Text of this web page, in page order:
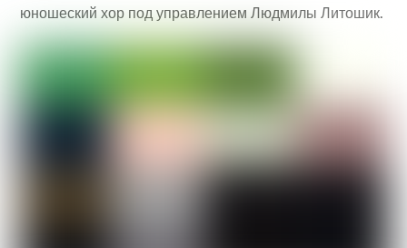
юношеский хор под управлением Людмилы Литошик.